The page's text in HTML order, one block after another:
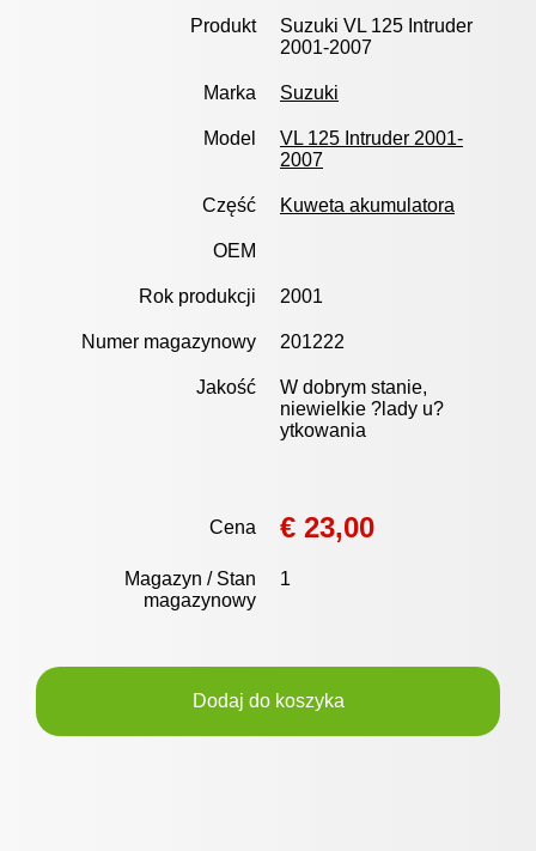
Produkt
Suzuki VL 125 Intruder
2001-2007
Marka Suzuki
Model
VL 125 Intruder 2001-
2007
Część Kuweta akumulatora
OEM
Rok produkcji 2001
Numer magazynowy 201222
Jakość
W dobrym stanie,
niewielkie ?lady u?
ytkowania
Cena € 23,00
Magazyn / Stan
magazynowy
1
Dodaj do koszyka